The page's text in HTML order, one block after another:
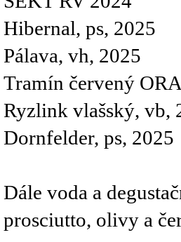
Hibernal, ps, 2025
Pálava, vh, 2025
Tramín červený
Ryzlink vlašský, vb,
Dornfelder, ps, 2025
Dále voda a
prosciutto, olivy a